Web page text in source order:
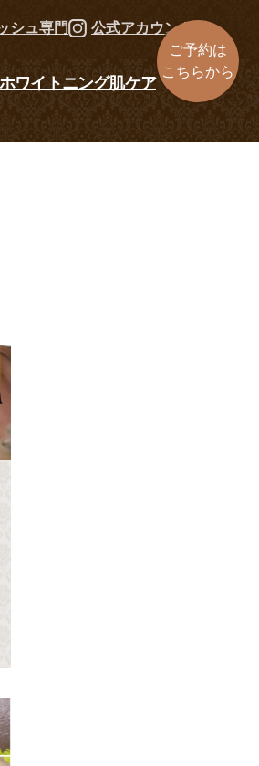
シュ専門 公式アカウント
ワイトニング肌ケア
ご予約は
こちらから